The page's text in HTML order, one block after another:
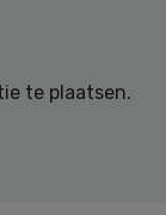
te plaatsen.